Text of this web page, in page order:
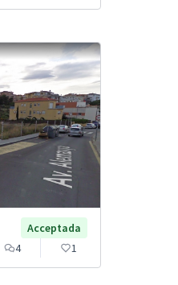
Acceptada
4 1